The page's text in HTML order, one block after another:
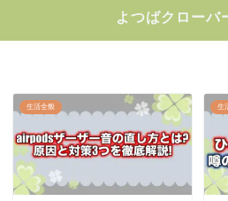
よつばクローバ
生活全般 生